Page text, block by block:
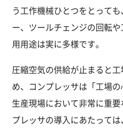
う工作機械ひとつをとって
ー、ツールチェンジの回転
用用途は実に多様です。
圧縮空気の供給が止まると
め、コンプレッサは「工場の
生産現場において非常に重
プレッサの導入にあたって